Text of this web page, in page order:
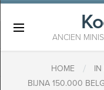
ANCIEN
HOME / IN
BIJNA 150.000